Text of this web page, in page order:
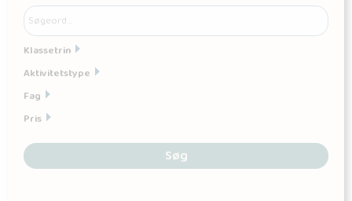
Klassetrin
Aktivitetstype
Fag
Pris
Søg